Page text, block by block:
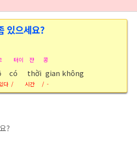
있으세요?
터이 쟌 콩
thời gian không
있다 / 시간 / -
?